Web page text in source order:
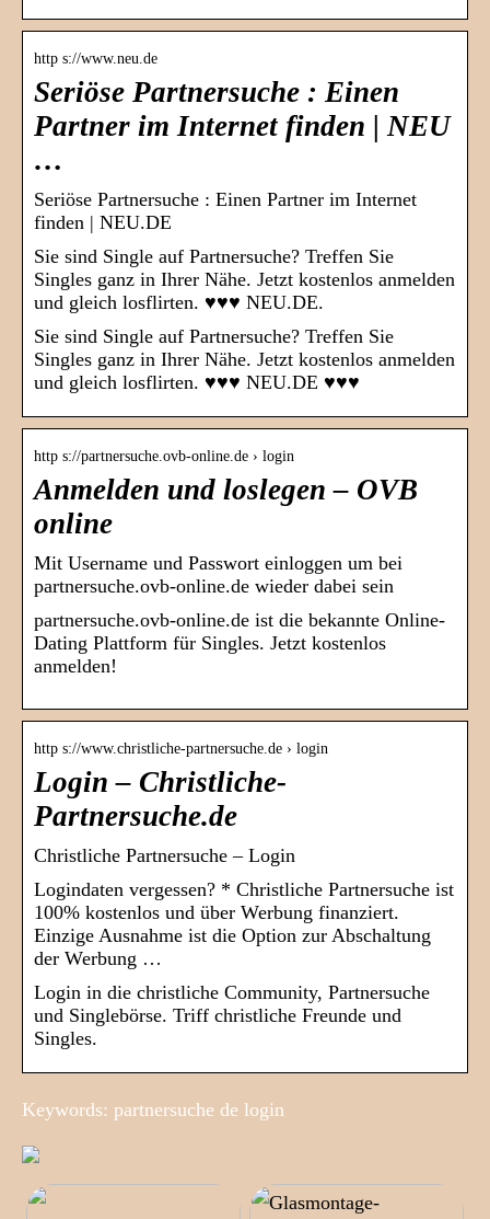
http s://www.neu.de
Seriöse Partnersuche : Einen
Partner im Internet finden | NEU
…
Seriöse Partnersuche : Einen Partner im Internet
finden | NEU.DE
Sie sind Single auf Partnersuche? Treffen Sie
Singles ganz in Ihrer Nähe. Jetzt kostenlos anmelden
und gleich losflirten. ♥♥♥ NEU.DE.
Sie sind Single auf Partnersuche? Treffen Sie
Singles ganz in Ihrer Nähe. Jetzt kostenlos anmelden
und gleich losflirten. ♥♥♥ NEU.DE ♥♥♥
http s://partnersuche.ovb-online.de › login
Anmelden und loslegen – OVB
online
Mit Username und Passwort einloggen um bei
partnersuche.ovb-online.de wieder dabei sein
partnersuche.ovb-online.de ist die bekannte Online-
Dating Plattform für Singles. Jetzt kostenlos
anmelden!
http s://www.christliche-partnersuche.de › login
Login – Christliche-
Partnersuche.de
Christliche Partnersuche – Login
Logindaten vergessen? * Christliche Partnersuche ist
100% kostenlos und über Werbung finanziert.
Einzige Ausnahme ist die Option zur Abschaltung
der Werbung …
Login in die christliche Community, Partnersuche
und Singlebörse. Triff christliche Freunde und
Singles.
Keywords: partnersuche de login